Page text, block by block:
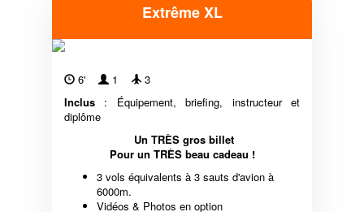
Extrême XL
6' 1
3
Inclus : Équipement, briefing, instructeur et
diplôme
Un TRÈS gros billet
Pour un TRÈS beau cadeau !
3 vols équivalents à 3 sauts d'avion à
6000m.
Vidéos & Photos en option